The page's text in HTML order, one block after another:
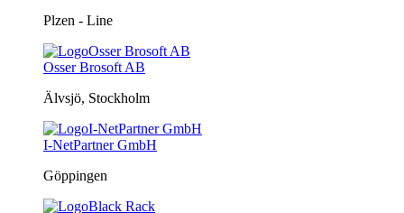
Plzen - Line
Osser Brosoft AB
Älvsjö, Stockholm
I-NetPartner GmbH
Göppingen